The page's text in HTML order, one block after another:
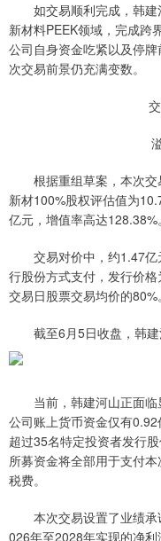
如交易顺利完成，韩建
新材料PEEK领域，完成跨
公司自身资金吃紧以及停
次交易前景仍充满变数。
根据重组草案，本次交
新材100%股权评估值为
亿元，增值率高达128.38%。
交易对价中，约1.47亿
行股份方式支付，发行价
交易日股票交易均价的80%。
截至6月5日收盘，韩建
当前，韩建河山正面临
公司账上货币资金仅有
超过35名特定投资者发行
所募资金将全部用于支付
税费。
本次交易设置了业绩承
026年至2028年实现的净